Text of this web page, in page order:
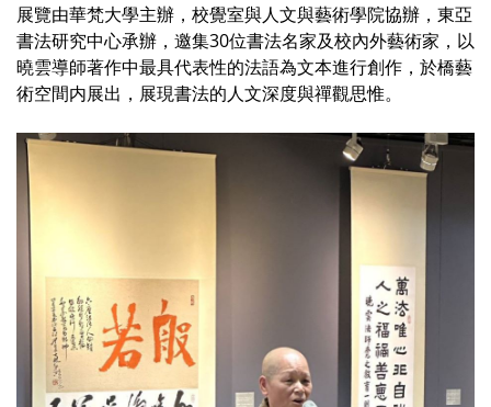
展覽由華梵大學主辦，校覺室與人文與藝術學院協辦，東亞
書法研究中心承辦，邀集30位書法名家及校內外藝術家，以
曉雲導師著作中最具代表性的法語為文本進行創作，於橋藝
術空間内展出，展現書法的人文深度與禪觀思惟。